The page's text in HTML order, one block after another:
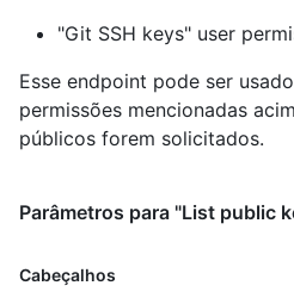
"Git SSH keys" user
Esse endpoint pode ser
permissões mencionadas
públicos forem solicitados.
Parâmetros para "List public
Cabeçalhos